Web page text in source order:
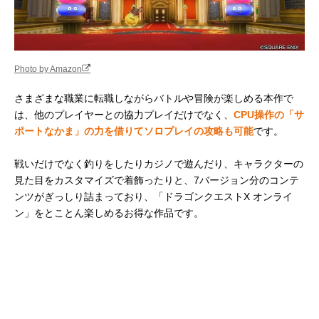
Photo by Amazon
さまざまな職業に転職しながらバトルや冒険が楽しめる本作で
は、他のプレイヤーとの協力プレイだけでなく、 CPU操作の「サ
ポートなかま」の力を借りてソロプレイの攻略も可能です。
戦いだけでなく釣りをしたりカジノで遊んだり、キャラクターの
見た目をカスタマイズで着飾ったりと、7バージョン分のコンテ
ンツがぎっしり詰まっており、「ドラゴンクエストX オンライ
ン」をとことん楽しめるお得な作品です。